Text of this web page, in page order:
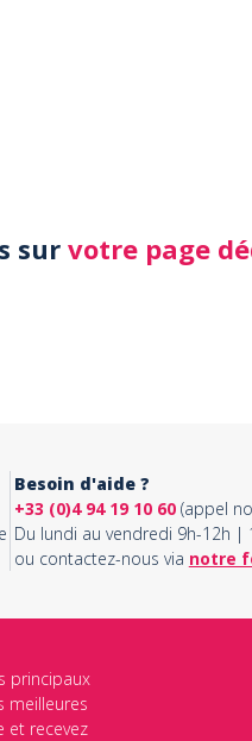
sur votre page
Besoin d'aide ?
+33 (0)4 94 19 10 60(appel
Du lundi au vendredi 9h-12h |
ou contactez-nous via notre
principaux
meilleures
et recevez